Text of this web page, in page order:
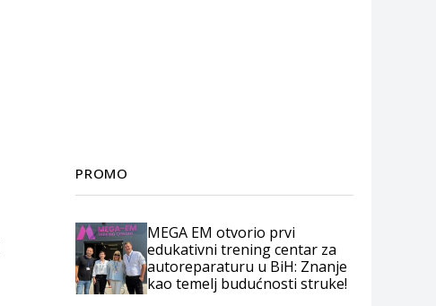
PROMO
MEGA EM otvorio prvi
edukativni trening centar za
autoreparaturu u BiH: Znanje
kao temelj budućnosti struke!